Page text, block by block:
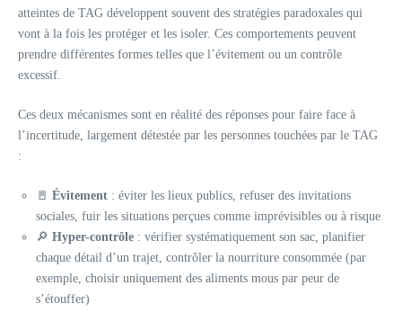
atteintes de TAG développent souvent des stratégies paradoxales qui
vont à la fois les protéger et les isoler. Ces comportements peuvent
prendre différentes formes telles que l’évitement ou un contrôle
excessif.
Ces deux mécanismes sont en réalité des réponses pour faire face à
l’incertitude, largement détestée par les personnes touchées par le TAG
:
🚪 Évitement : éviter les lieux publics, refuser des invitations
sociales, fuir les situations perçues comme imprévisibles ou à risque
🔎 Hyper-contrôle : vérifier systématiquement son sac, planifier
chaque détail d’un trajet, contrôler la nourriture consommée (par
exemple, choisir uniquement des aliments mous par peur de
s’étouffer)